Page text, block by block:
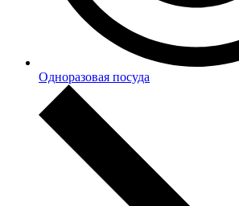
Одноразовая посуда